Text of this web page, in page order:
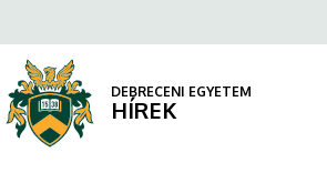
Science
Caféban
a
tartalomra
DEBRECENI EGYETEM
HÍREK